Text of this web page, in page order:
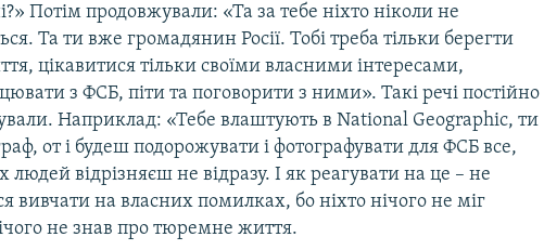
Потім продовжували: «Та за тебе ніхто ніколи не
Та ти вже громадянин Росії. Тобі треба тільки берегти
цікавитися тільки своїми власними інтересами,
з ФСБ, піти та поговорити з ними». Такі речі постійно
Наприклад: «Тебе влаштують в National Geographic, ти
от і будеш подорожувати і фотографувати для ФСБ все,
відрізняєш не відразу. І як реагувати на це – не
вивчати на власних помилках, бо ніхто нічого не міг
не знав про тюремне життя.